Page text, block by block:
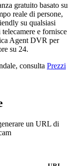
gratuito basato su
reale di persone,
su qualsiasi
e fornisce
Agent DVR per
su 24.
consulta Prezzi
un URL di